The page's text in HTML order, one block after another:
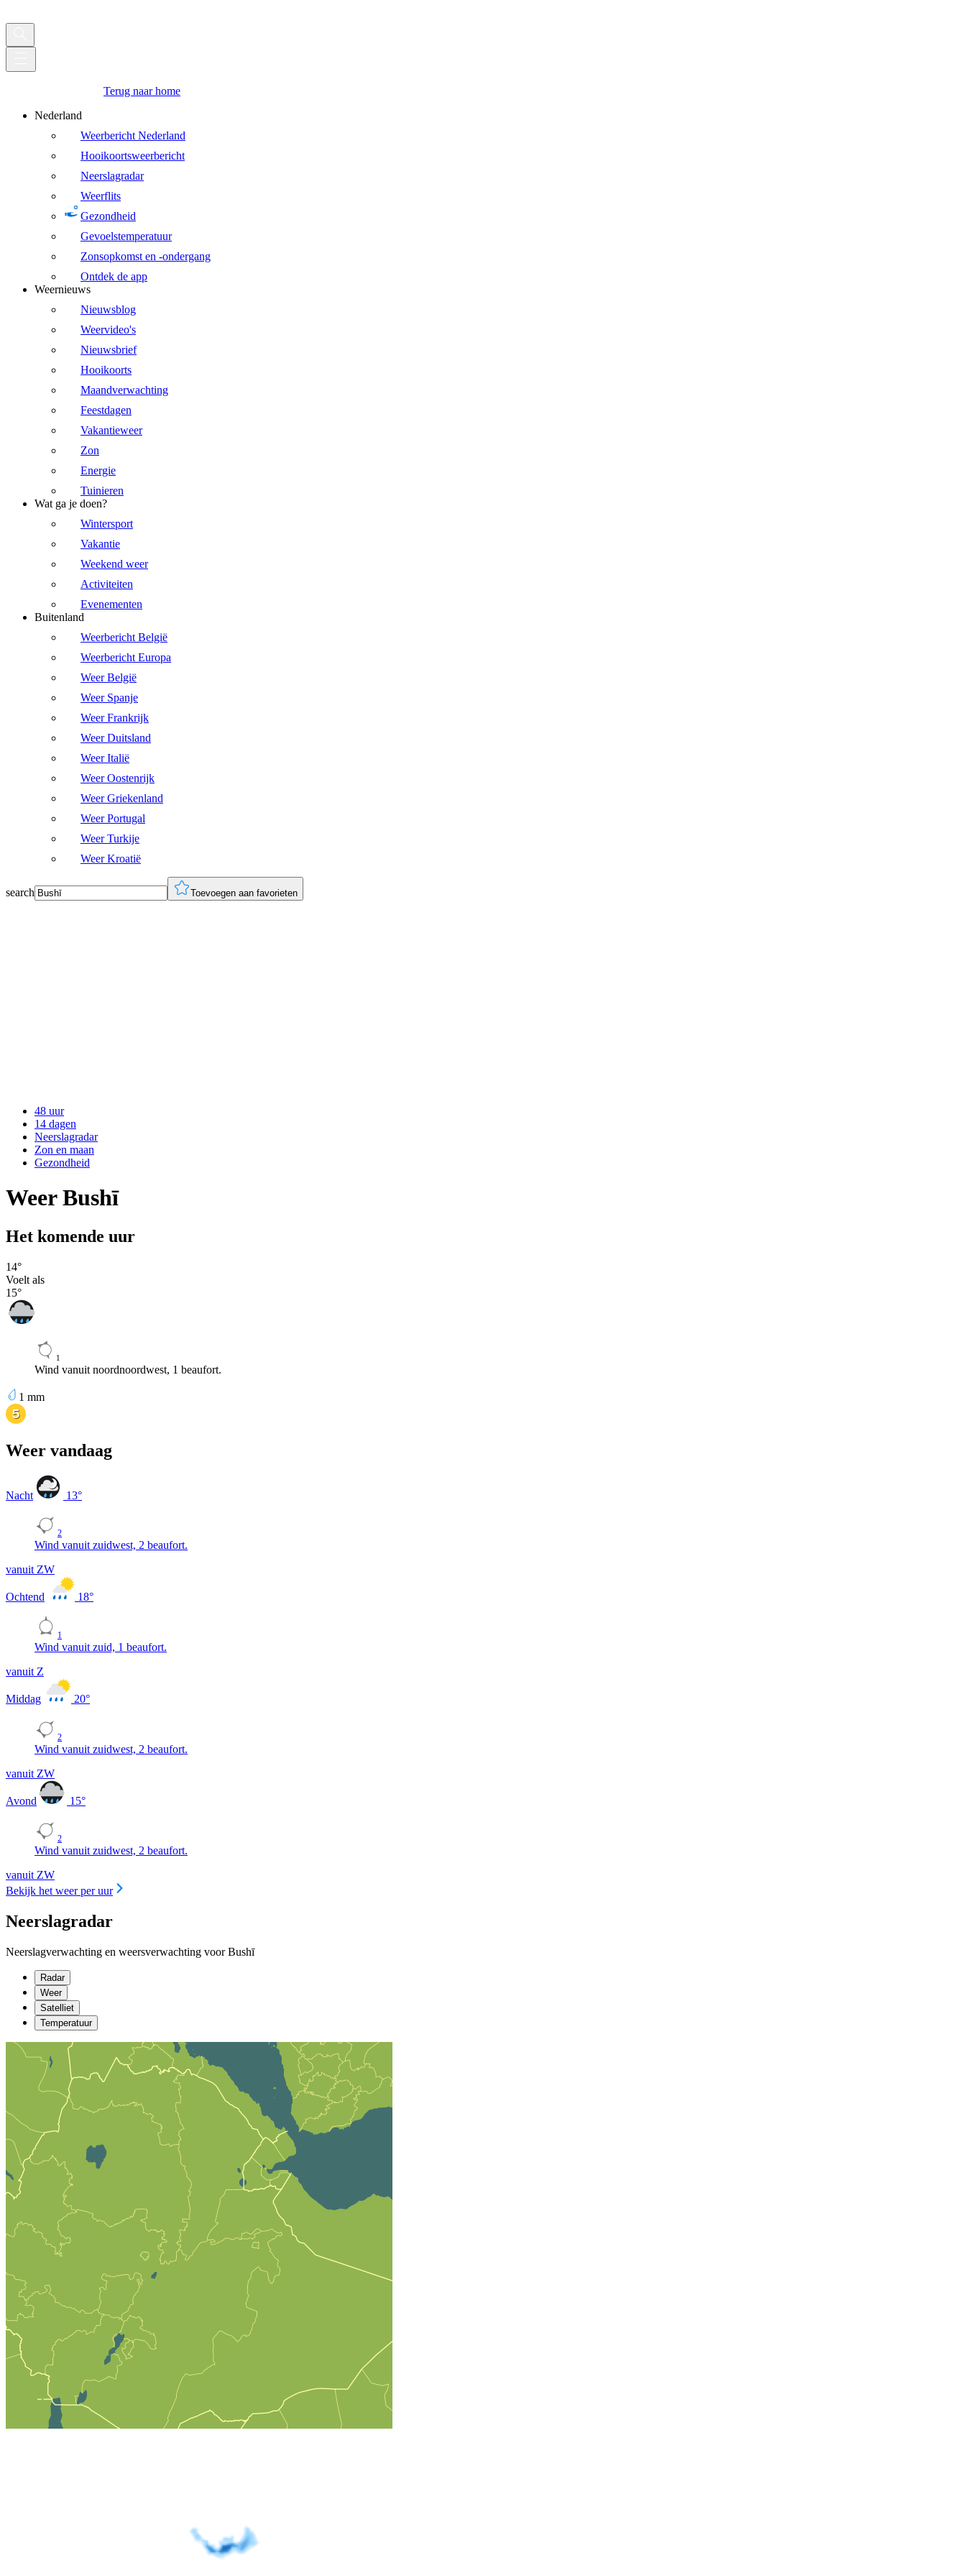
Terug naar home
Nederland
Weerbericht Nederland
Hooikoortsweerbericht
Neerslagradar
Weerflits
Gezondheid
Gevoelstemperatuur
Zonsopkomst en -ondergang
Ontdek de app
Weernieuws
Nieuwsblog
Weervideo's
Nieuwsbrief
Hooikoorts
Maandverwachting
Feestdagen
Vakantieweer
Zon
Energie
Tuinieren
Wat ga je doen?
Wintersport
Vakantie
Weekend weer
Activiteiten
Evenementen
Buitenland
Weerbericht België
Weerbericht Europa
Weer België
Weer Spanje
Weer Frankrijk
Weer Duitsland
Weer Italië
Weer Oostenrijk
Weer Griekenland
Weer Portugal
Weer Turkije
Weer Kroatië
search Toevoegen aan favorieten
48 uur
14 dagen
Neerslagradar
Zon en maan
Gezondheid
Weer Bushī
Het komende uur
14°
Voelt als
15°
1
Wind vanuit noordnoordwest, 1 beaufort.
1 mm
Weer vandaag
Nacht 13°
2
Wind vanuit zuidwest, 2 beaufort.
vanuit ZW
Ochtend 18°
1
Wind vanuit zuid, 1 beaufort.
vanuit Z
Middag 20°
2
Wind vanuit zuidwest, 2 beaufort.
vanuit ZW
Avond 15°
2
Wind vanuit zuidwest, 2 beaufort.
vanuit ZW
Bekijk het weer per uur
Neerslagradar
Neerslagverwachting en weersverwachting voor Bushī
Radar
Weer
Satelliet
Temperatuur